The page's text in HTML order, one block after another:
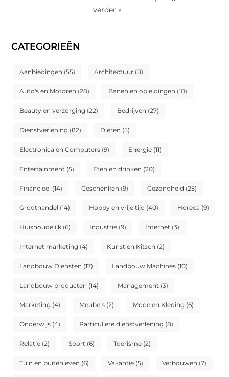
CATEGORIEËN
Aanbiedingen (55) Architectuur (8)
Auto's en Motoren (28) Banen en opleidingen (10)
Beauty en verzorging (22) Bedrijven (27)
Dienstverlening (82) Dieren (5)
Electronica en Computers (9) Energie (11)
Entertainment (5) Eten en drinken (20)
Financieel (14) Geschenken (9) Gezondheid (25)
Groothandel (14) Hobby en vrije tijd (40) Horeca (9)
Huishoudelijk (6) Industrie (9) Internet (3)
Internet marketing (4) Kunst en Kitsch (2)
Landbouw Diensten (17) Landbouw Machines (10)
Landbouw producten (14) Management (3)
Marketing (4) Meubels (2) Mode en Kleding (6)
Onderwijs (4) Particuliere dienstverlening (8)
Relatie (2) Sport (6) Toerisme (2)
Tuin en buitenleven (6) Vakantie (5) Verbouwen (7)
verder »